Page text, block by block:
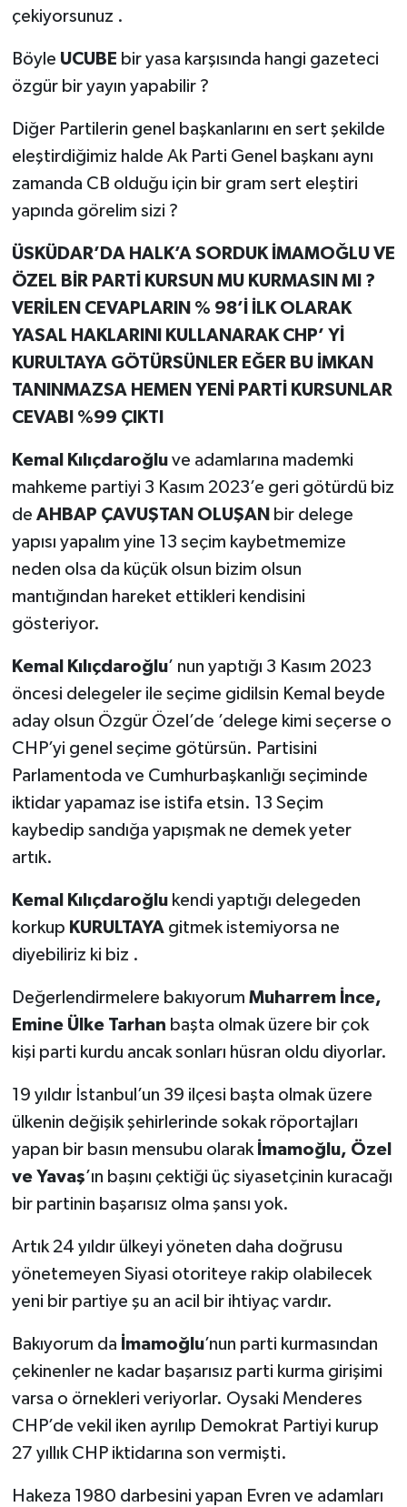
çekiyorsunuz .
Böyle UCUBE bir yasa karşısında hangi gazeteci
özgür bir yayın yapabilir ?
Diğer Partilerin genel başkanlarını en sert şekilde
eleştirdiğimiz halde Ak Parti Genel başkanı aynı
zamanda CB olduğu için bir gram sert eleştiri
yapında görelim sizi ?
ÜSKÜDAR’DA HALK’A SORDUK İMAMOĞLU VE
ÖZEL BİR PARTİ KURSUN MU KURMASIN MI ?
VERİLEN CEVAPLARIN % 98’İ İLK OLARAK
YASAL HAKLARINI KULLANARAK CHP’ Yİ
KURULTAYA GÖTÜRSÜNLER EĞER BU İMKAN
TANINMAZSA HEMEN YENİ PARTİ KURSUNLAR
CEVABI %99 ÇIKTI
Kemal Kılıçdaroğluve adamlarına mademki
mahkeme partiyi 3 Kasım 2023’e geri götürdü biz
de AHBAP ÇAVUŞTAN OLUŞAN bir delege
yapısı yapalım yine 13 seçim kaybetmemize
neden olsa da küçük olsun bizim olsun
mantığından hareket ettikleri kendisini
gösteriyor.
Kemal Kılıçdaroğlu’ nun yaptığı 3 Kasım 2023
öncesi delegeler ile seçime gidilsin Kemal beyde
aday olsun Özgür Özel’de ’delege kimi seçerse o
CHP’yi genel seçime götürsün. Partisini
Parlamentoda ve Cumhurbaşkanlığı seçiminde
iktidar yapamaz ise istifa etsin. 13 Seçim
kaybedip sandığa yapışmak ne demek yeter
artık.
Kemal Kılıçdaroğlukendi yaptığı delegeden
korkup KURULTAYA gitmek istemiyorsa ne
diyebiliriz ki biz .
Değerlendirmelere bakıyorum Muharrem İnce,
Emine Ülke Tarhan başta olmak üzere bir çok
kişi parti kurdu ancak sonları hüsran oldu diyorlar.
19 yıldır İstanbul’un 39 ilçesi başta olmak üzere
ülkenin değişik şehirlerinde sokak röportajları
yapan bir basın mensubu olarak İmamoğlu, Özel
ve Yavaş’ın başını çektiği üç siyasetçinin kuracağı
bir partinin başarısız olma şansı yok.
Artık 24 yıldır ülkeyi yöneten daha doğrusu
yönetemeyen Siyasi otoriteye rakip olabilecek
yeni bir partiye şu an acil bir ihtiyaç vardır.
Bakıyorum da İmamoğlu’nun parti kurmasından
çekinenler ne kadar başarısız parti kurma girişimi
varsa o örnekleri veriyorlar. Oysaki Menderes
CHP’de vekil iken ayrılıp Demokrat Partiyi kurup
27 yıllık CHP iktidarına son vermişti.
Hakeza 1980 darbesini yapan Evren ve adamları